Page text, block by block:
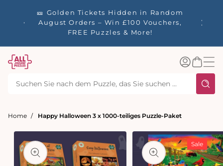
🎫 Golden Tickets Hidden in Random
August Orders – Win £100 Vouchers,
FREE Puzzles & More!
40%
Einloggen
Warenkorb
Home Happy Halloween 3 x 1000-teiliges Puzzle-Paket
Sale